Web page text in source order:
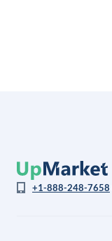
+1-888-248-7658